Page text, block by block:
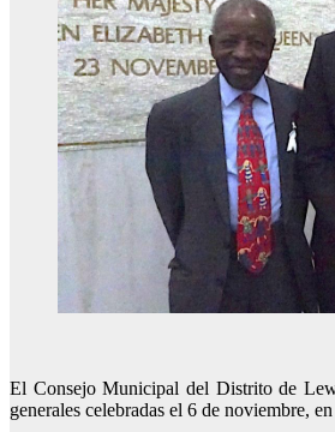
El Consejo Municipal del Distrito de
generales celebradas el 6 de noviembre,